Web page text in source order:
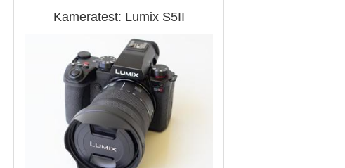
Kameratest: Lumix S5II